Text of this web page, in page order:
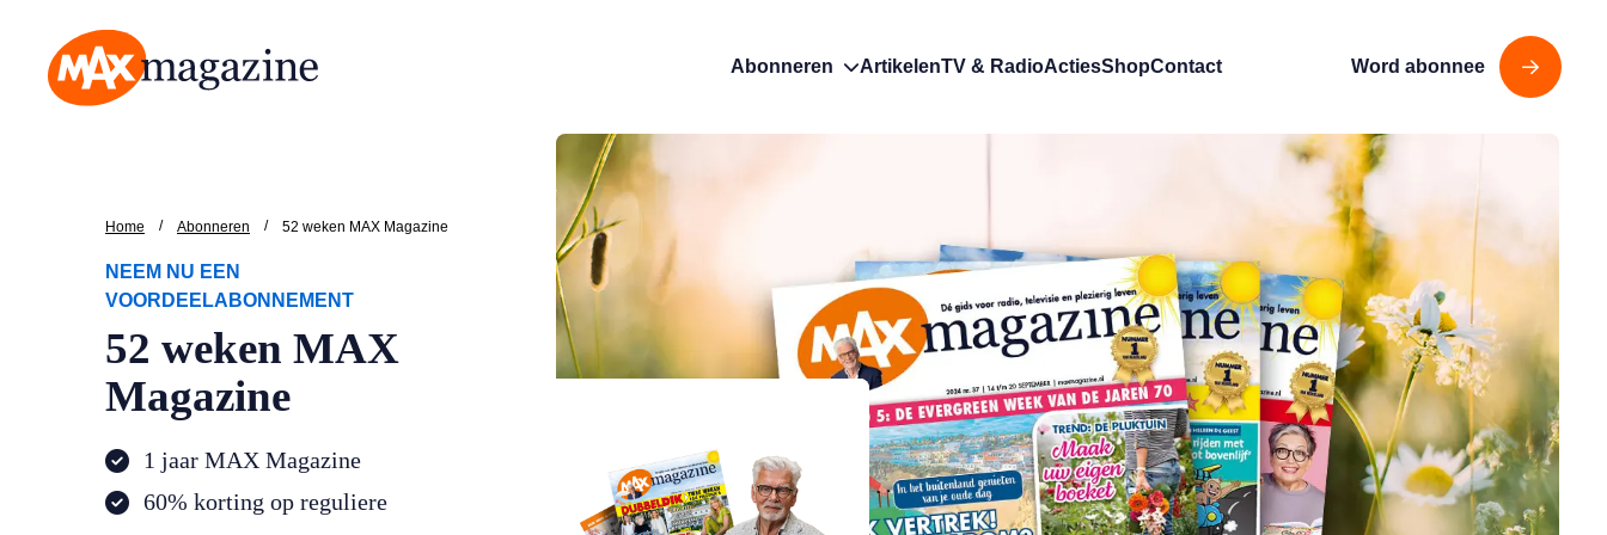
Abonneren ArtikelenTV & RadioActiesShopContact Word abonnee
Home / Abonneren / 52 weken MAX Magazine
NEEM NU EEN
VOORDEELABONNEMENT
52 weken MAX
Magazine
1 jaar MAX Magazine
60% korting op reguliere